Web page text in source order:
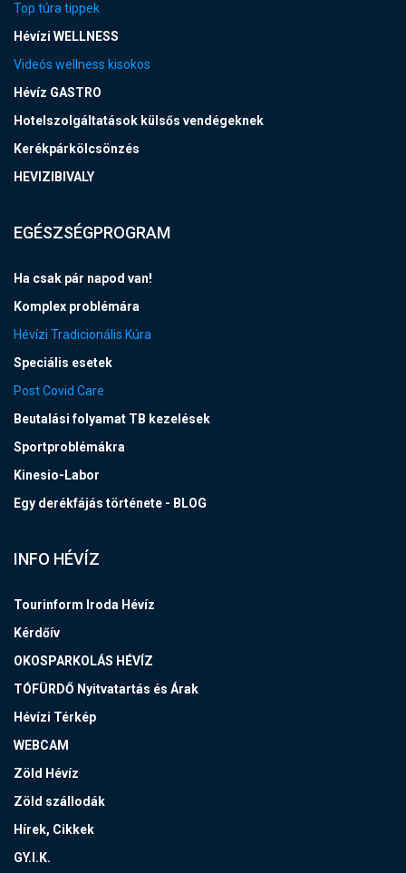
Top túra tippek
Hévízi WELLNESS
Videós wellness kisokos
Hévíz GASTRO
Hotelszolgáltatások külsős vendégeknek
Kerékpárkölcsönzés
HEVIZIBIVALY
EGÉSZSÉGPROGRAM
Ha csak pár napod van!
Komplex problémára
Hévízi Tradicionális Kúra
Speciális esetek
Post Covid Care
Beutalási folyamat TB kezelések
Sportproblémákra
Kinesio-Labor
Egy derékfájás története - BLOG
INFO HÉVÍZ
Tourinform Iroda Hévíz
Kérdőív
OKOSPARKOLÁS HÉVÍZ
TÓFÜRDŐ Nyitvatartás és Árak
Hévízi Térkép
WEBCAM
Zöld Hévíz
Zöld szállodák
Hírek, Cikkek
GY.I.K.